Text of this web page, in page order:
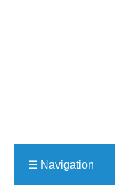
☰ Navigation